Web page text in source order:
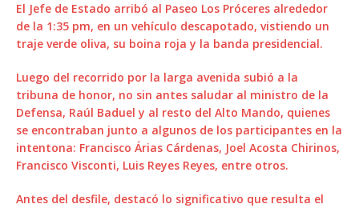
El Jefe de Estado arribó al Paseo Los Próceres alrededor
de la 1:35 pm, en un vehículo descapotado, vistiendo un
traje verde oliva, su boina roja y la banda presidencial.
Luego del recorrido por la larga avenida subió a la
tribuna de honor, no sin antes saludar al ministro de la
Defensa, Raúl Baduel y al resto del Alto Mando, quienes
se encontraban junto a algunos de los participantes en la
intentona: Francisco Árias Cárdenas, Joel Acosta Chirinos,
Francisco Visconti, Luis Reyes Reyes, entre otros.
Antes del desfile, destacó lo significativo que resulta el